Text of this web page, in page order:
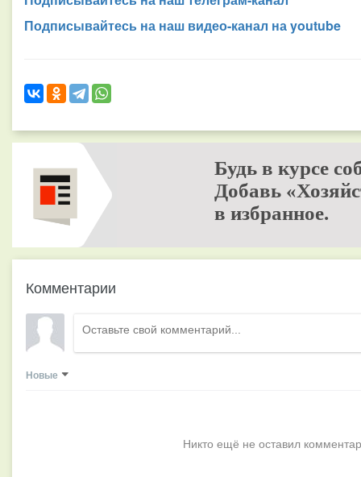
Подписывайтесь на наш видео-канал на youtube
Будь в курсе
Добавь
в избранное.
Комментарии
Новые
Никто ещё не оставил